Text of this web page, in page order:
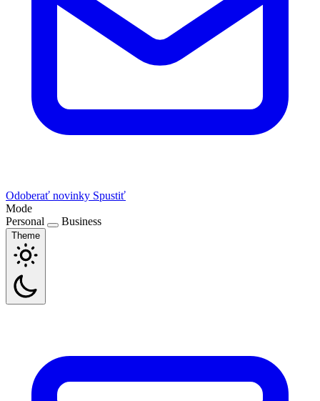
Odoberať novinky Spustiť
Mode
Personal
Business
Theme